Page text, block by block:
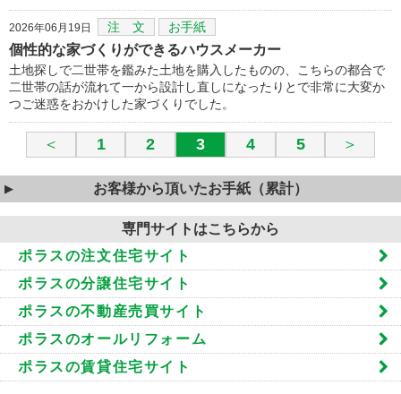
2026年06月19日 注 文 お手紙
個性的な家づくりができるハウスメーカー
土地探しで二世帯を鑑みた土地を購入したものの、こちらの都合で
二世帯の話が流れて一から設計し直しになったりとで非常に大変か
つご迷惑をおかけした家づくりでした。
＜ 1 2 3 4 5 ＞
お客様から頂いたお手紙（累計）
専門サイトはこちらから
ポラスの注文住宅サイト
ポラスの分譲住宅サイト
ポラスの不動産売買サイト
ポラスのオールリフォーム
ポラスの賃貸住宅サイト